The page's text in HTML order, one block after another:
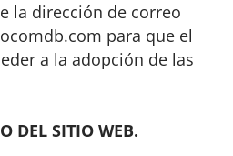
la dirección de correo
para que el
a la adopción de las
DEL SITIO WEB.